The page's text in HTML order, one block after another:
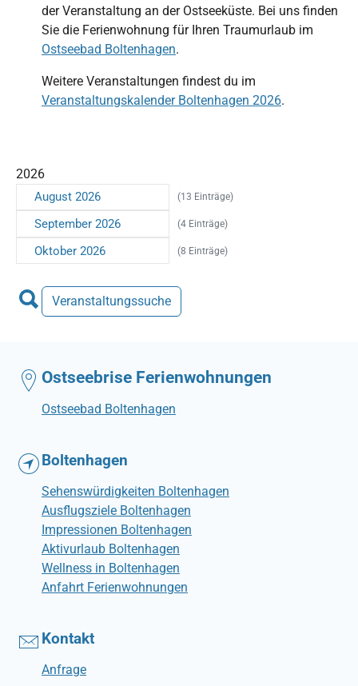
der Veranstaltung an der Ostseeküste. Bei uns finden
Sie die Ferienwohnung für Ihren Traumurlaub im
Ostseebad Boltenhagen.
Weitere Veranstaltungen findest du im
Veranstaltungskalender Boltenhagen 2026.
2026
August 2026 (13 Einträge)
September 2026 (4 Einträge)
Oktober 2026 (8 Einträge)
Veranstaltungssuche
Ostseebrise Ferienwohnungen
Ostseebad Boltenhagen
Boltenhagen
Sehenswürdigkeiten Boltenhagen
Ausflugsziele Boltenhagen
Impressionen Boltenhagen
Aktivurlaub Boltenhagen
Wellness in Boltenhagen
Anfahrt Ferienwohnungen
Kontakt
Anfrage